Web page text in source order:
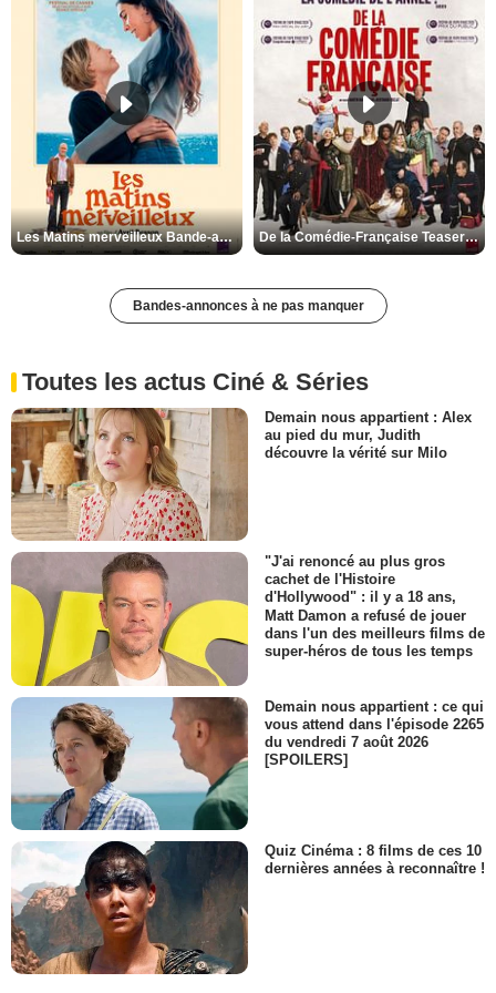
Les Matins merveilleux Bande-annonce VF De la Comédie-Française Teaser VF
Bandes-annonces à ne pas manquer
Toutes les actus Ciné & Séries
Demain nous appartient : Alex
au pied du mur, Judith
découvre la vérité sur Milo
"J'ai renoncé au plus gros
cachet de l'Histoire
d'Hollywood" : il y a 18 ans,
Matt Damon a refusé de jouer
dans l'un des meilleurs films de
super-héros de tous les temps
Demain nous appartient : ce qui
vous attend dans l'épisode 2265
du vendredi 7 août 2026
[SPOILERS]
Quiz Cinéma : 8 films de ces 10
dernières années à reconnaître !